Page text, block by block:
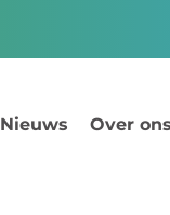
Nieuws Over ons